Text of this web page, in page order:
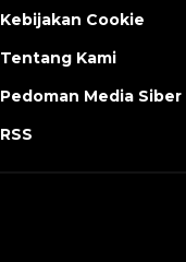
Kebijakan Cookie
Tentang Kami
Pedoman Media Siber
RSS